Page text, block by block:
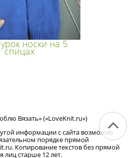
носки на 5
спицах
Вязать» («LoveKnit.ru»)
информации с сайта возможно
порядке прямой
Копирование текстов без прямой
лиц старше 12 лет.